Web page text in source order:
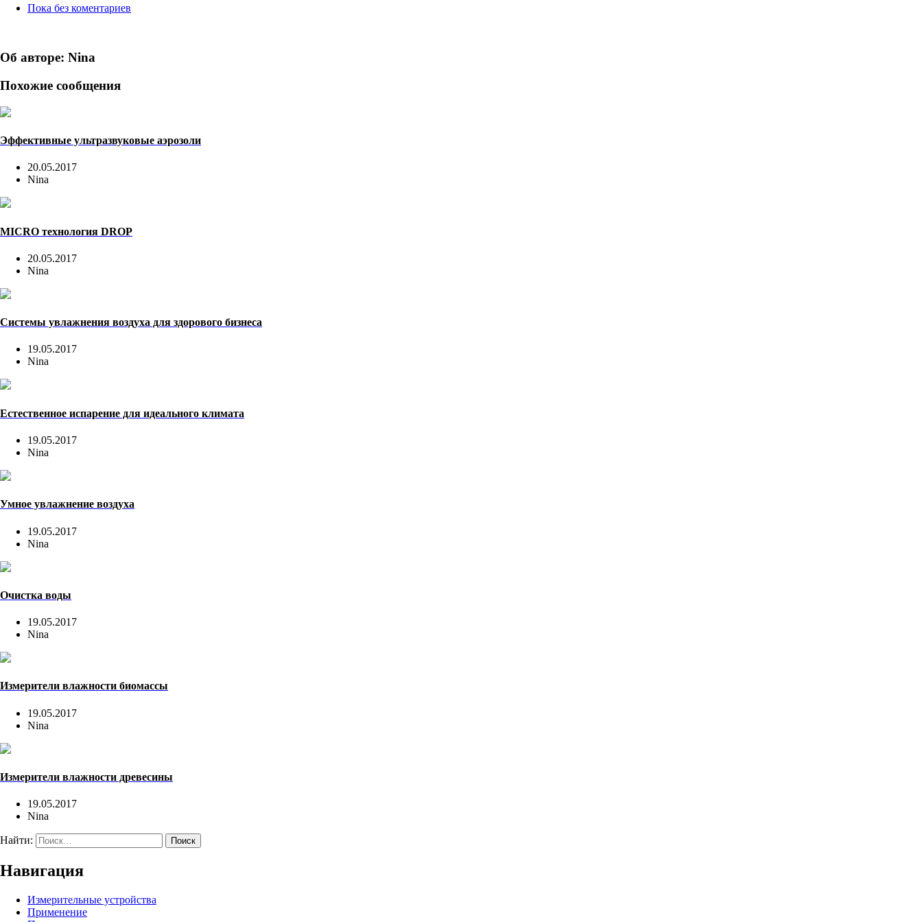
Пока без коментариев
Об авторе: Nina
Похожие сообщения
Эффективные ультразвуковые аэрозоли
20.05.2017
Nina
MICRO технология DROP
20.05.2017
Nina
Системы увлажнения воздуха для здорового бизнеса
19.05.2017
Nina
Естественное испарение для идеального климата
19.05.2017
Nina
Умное увлажнение воздуха
19.05.2017
Nina
Очистка воды
19.05.2017
Nina
Измерители влажности биомассы
19.05.2017
Nina
Измерители влажности древесины
19.05.2017
Nina
Найти:
Навигация
Измерительные устройства
Применение